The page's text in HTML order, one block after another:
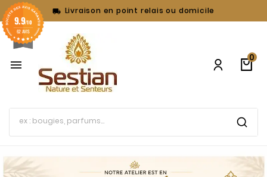
 Livraison en point relais ou domicile

0
9.9/10
62 AVIS